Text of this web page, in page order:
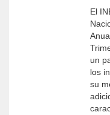
El
un
los
su